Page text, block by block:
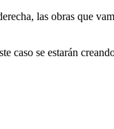
las obras que
se estarán